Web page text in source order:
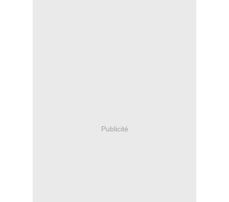
Publicité